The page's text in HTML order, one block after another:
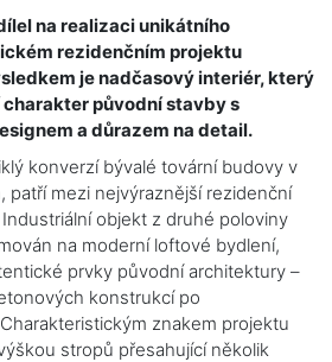
na realizaci unikátního
rezidenčním projektu
je nadčasový interiér, který
původní stavby s
a důrazem na detail.
konverzí bývalé tovární budovy v
patří mezi nejvýraznější rezidenční
objekt z druhé poloviny
na moderní loftové bydlení,
prvky původní architektury –
konstrukcí po
znakem projektu
stropů přesahující několik